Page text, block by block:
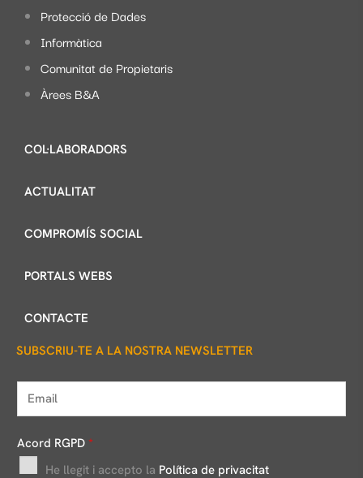
Protecció de Dades
Informàtica
Comunitat de Propietaris
Àrees B&A
COL·LABORADORS
ACTUALITAT
COMPROMÍS SOCIAL
PORTALS WEBS
CONTACTE
SUBSCRIU-TE A LA NOSTRA NEWSLETTER
m
a
Acord RGPD *
He llegit i accepto la Política de privacitat